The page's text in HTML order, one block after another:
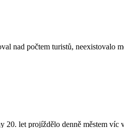
nad počtem turistů, neexistovalo
let projíždělo denně městem víc